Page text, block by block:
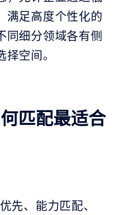
满足高度个性化的
同细分领域各有侧
空间。
匹配最适合
先、能力匹配、